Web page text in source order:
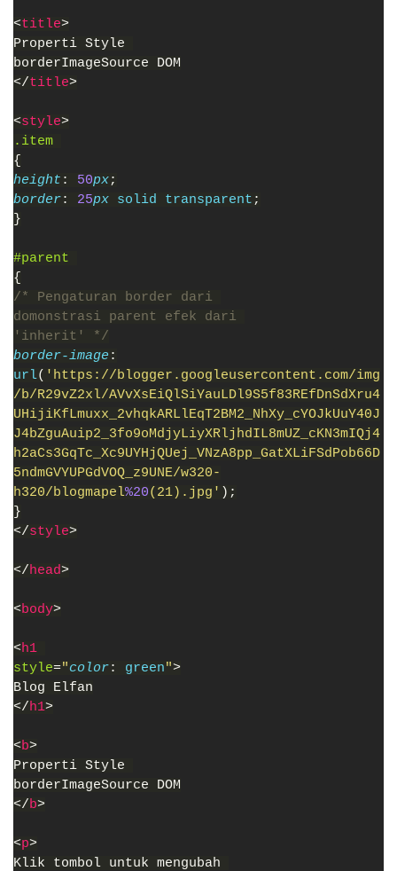
<title>
Properti Style
borderImageSource DOM
</title>
<style>
.item
{
height : 50px;
border: 25px solid transparent ;
}
#parent
{
/* Pengaturan border dari
domonstrasi parent efek dari
'inherit' */
border-image :
url( 'https://blogger.googleusercontent.com/img
/b/R29vZ2xl/AVvXsEiQlSiYauLDl9S5f83REfDnSdXru4
UHijiKfLmuxx_2vhqkARLlEqT2BM2_NhXy_cYOJkUuY40J
J4bZguAuip2_3fo9oMdjyLiyXRljhdIL8mUZ_cKN3mIQj4
h2aCs3GqTc_Xc9UYHjQUej_VNzA8pp_GatXLiFSdPob66D
5ndmGVYUPGdVOQ_z9UNE/w320-
h320/blogmapel%20(21).jpg' );
}
</style>
</head>
<body>
<h1
style="color: green">
Blog Elfan
</h1>
<b>
Properti Style
borderImageSource DOM
</b>
<p>
Klik tombol untuk mengubah